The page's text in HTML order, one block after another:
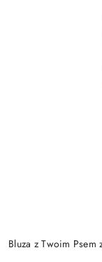
Bluza z Twoim